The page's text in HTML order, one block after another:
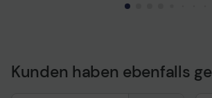
Kunden haben ebenfalls